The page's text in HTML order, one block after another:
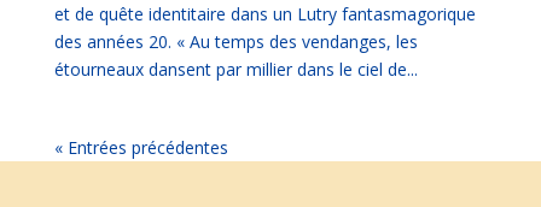
et de quête identitaire dans un Lutry fantasmagorique
des années 20. « Au temps des vendanges, les
étourneaux dansent par millier dans le ciel de...
« Entrées précédentes